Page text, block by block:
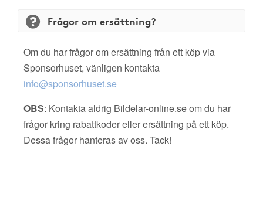
Frågor om ersättning?
Om du har frågor om ersättning från ett köp via
Sponsorhuset, vänligen kontakta
info@sponsorhuset.se
OBS: Kontakta aldrig Bildelar-online.se om du har
frågor kring rabattkoder eller ersättning på ett köp.
Dessa frågor hanteras av oss. Tack!